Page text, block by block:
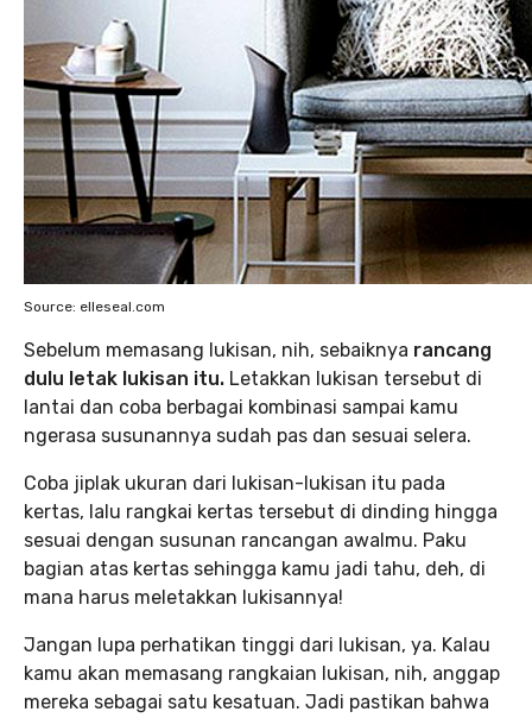
Source: elleseal.com
Sebelum memasang lukisan, nih, sebaiknya rancang
dulu letak lukisan itu. Letakkan lukisan tersebut di
lantai dan coba berbagai kombinasi sampai kamu
ngerasa susunannya sudah pas dan sesuai selera.
Coba jiplak ukuran dari lukisan-lukisan itu pada
kertas, lalu rangkai kertas tersebut di dinding hingga
sesuai dengan susunan rancangan awalmu. Paku
bagian atas kertas sehingga kamu jadi tahu, deh, di
mana harus meletakkan lukisannya!
Jangan lupa perhatikan tinggi dari lukisan, ya. Kalau
kamu akan memasang rangkaian lukisan, nih, anggap
mereka sebagai satu kesatuan. Jadi pastikan bahwa